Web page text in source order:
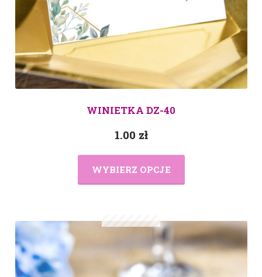
WINIETKA DZ-40
1.00 zł
WYBIERZ OPCJE